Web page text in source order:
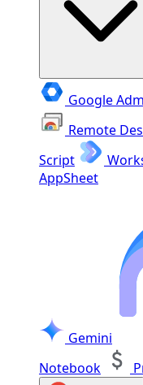
Google
Remote
Script
AppSheet
Gemini
Notebook